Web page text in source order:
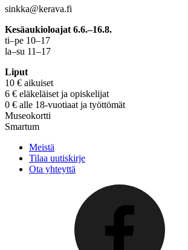
sinkka@kerava.fi
Kesäaukioloajat 6.6.–16.8.
ti–pe 10–17
la–su 11–17
Liput
10 € aikuiset
6 € eläkeläiset ja opiskelijat
0 € alle 18-vuotiaat ja työttömät
Museokortti
Smartum
Meistä
Tilaa uutiskirje
Ota yhteyttä